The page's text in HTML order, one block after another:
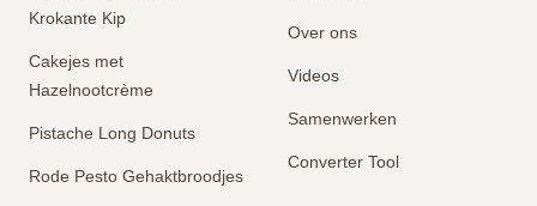
Krokante Kip
Cakejes met
Hazelnootcrème
Pistache Long Donuts
Rode Pesto Gehaktbroodjes
Over ons
Videos
Samenwerken
Converter Tool